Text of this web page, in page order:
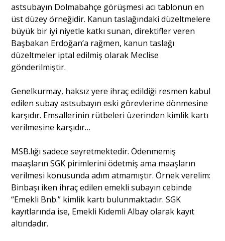
astsubayın Dolmabahçe görüşmesi acı tablonun en
üst düzey örneğidir. Kanun taslağındaki düzeltmelere
büyük bir iyi niyetle katkı sunan, direktifler veren
Başbakan Erdoğan’a rağmen, kanun taslağı
düzeltmeler iptal edilmiş olarak Meclise
gönderilmiştir.
Genelkurmay, haksız yere ihraç edildiği resmen kabul
edilen subay astsubayın eski görevlerine dönmesine
karşıdır. Emsallerinin rütbeleri üzerinden kimlik kartı
verilmesine karşıdır…
MSB.lığı sadece seyretmektedir. Ödenmemiş
maaşların SGK pirimlerini ödetmiş ama maaşların
verilmesi konusunda adım atmamıştır. Örnek verelim:
Binbaşı iken ihraç edilen emekli subayın cebinde
“Emekli Bnb.” kimlik kartı bulunmaktadır. SGK
kayıtlarında ise, Emekli Kıdemli Albay olarak kayıt
altındadır.